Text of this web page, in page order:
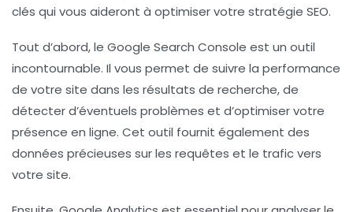
clés qui vous aideront à optimiser votre stratégie SEO.
Tout d’abord, le Google Search Console est un outil
incontournable. Il vous permet de suivre la performance
de votre site dans les résultats de recherche, de
détecter d’éventuels problèmes et d’optimiser votre
présence en ligne. Cet outil fournit également des
données précieuses sur les requêtes et le trafic vers
votre site.